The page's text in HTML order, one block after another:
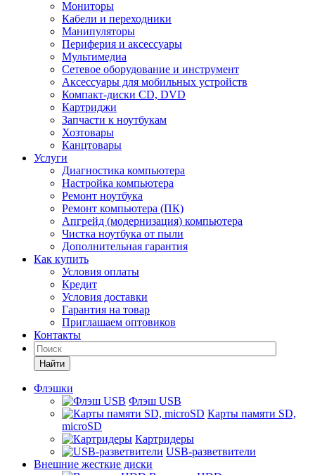
Мониторы
Кабели и переходники
Манипуляторы
Периферия и аксессуары
Мультимедиа
Сетевое оборудование и инструмент
Аксессуары для мобильных устройств
Компакт-диски CD, DVD
Картриджи
Запчасти к ноутбукам
Хозтовары
Канцтовары
Услуги
Диагностика компьютера
Настройка компьютера
Ремонт ноутбука
Ремонт компьютера (ПК)
Апгрейд (модернизация) компьютера
Чистка ноутбука от пыли
Дополнительная гарантия
Как купить
Условия оплаты
Кредит
Условия доставки
Гарантия на товар
Приглашаем оптовиков
Контакты
Найти
Флэшки
Флэш USB
Карты памяти SD,
microSD
Картридеры
USB-разветвители
Внешние жесткие диски